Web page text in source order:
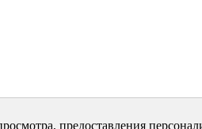
предоставления